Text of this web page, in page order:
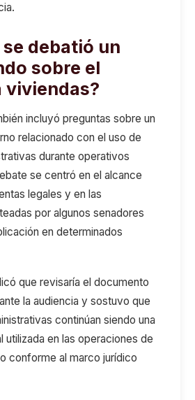
debatió un
sobre el
viviendas?
incluyó preguntas sobre un
relacionado con el uso de
durante operativos
se centró en el alcance
legales y en las
por algunos senadores
en determinados
que revisaría el documento
la audiencia y sostuvo que
continúan siendo una
utilizada en las operaciones de
conforme al marco jurídico